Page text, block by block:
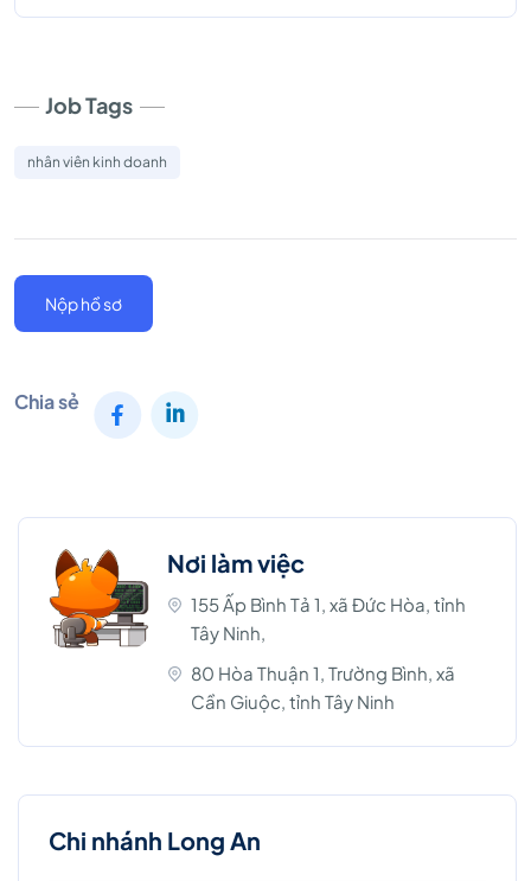
Job Tags
nhân viên kinh doanh
Nộp hồ sơ
Chia sẻ
Nơi làm việc
155 Ấp Bình Tả 1, xã Đức Hòa, tỉnh
Tây Ninh,
80 Hòa Thuận 1, Trường Bình, xã
Cần Giuộc, tỉnh Tây Ninh
Chi nhánh Long An